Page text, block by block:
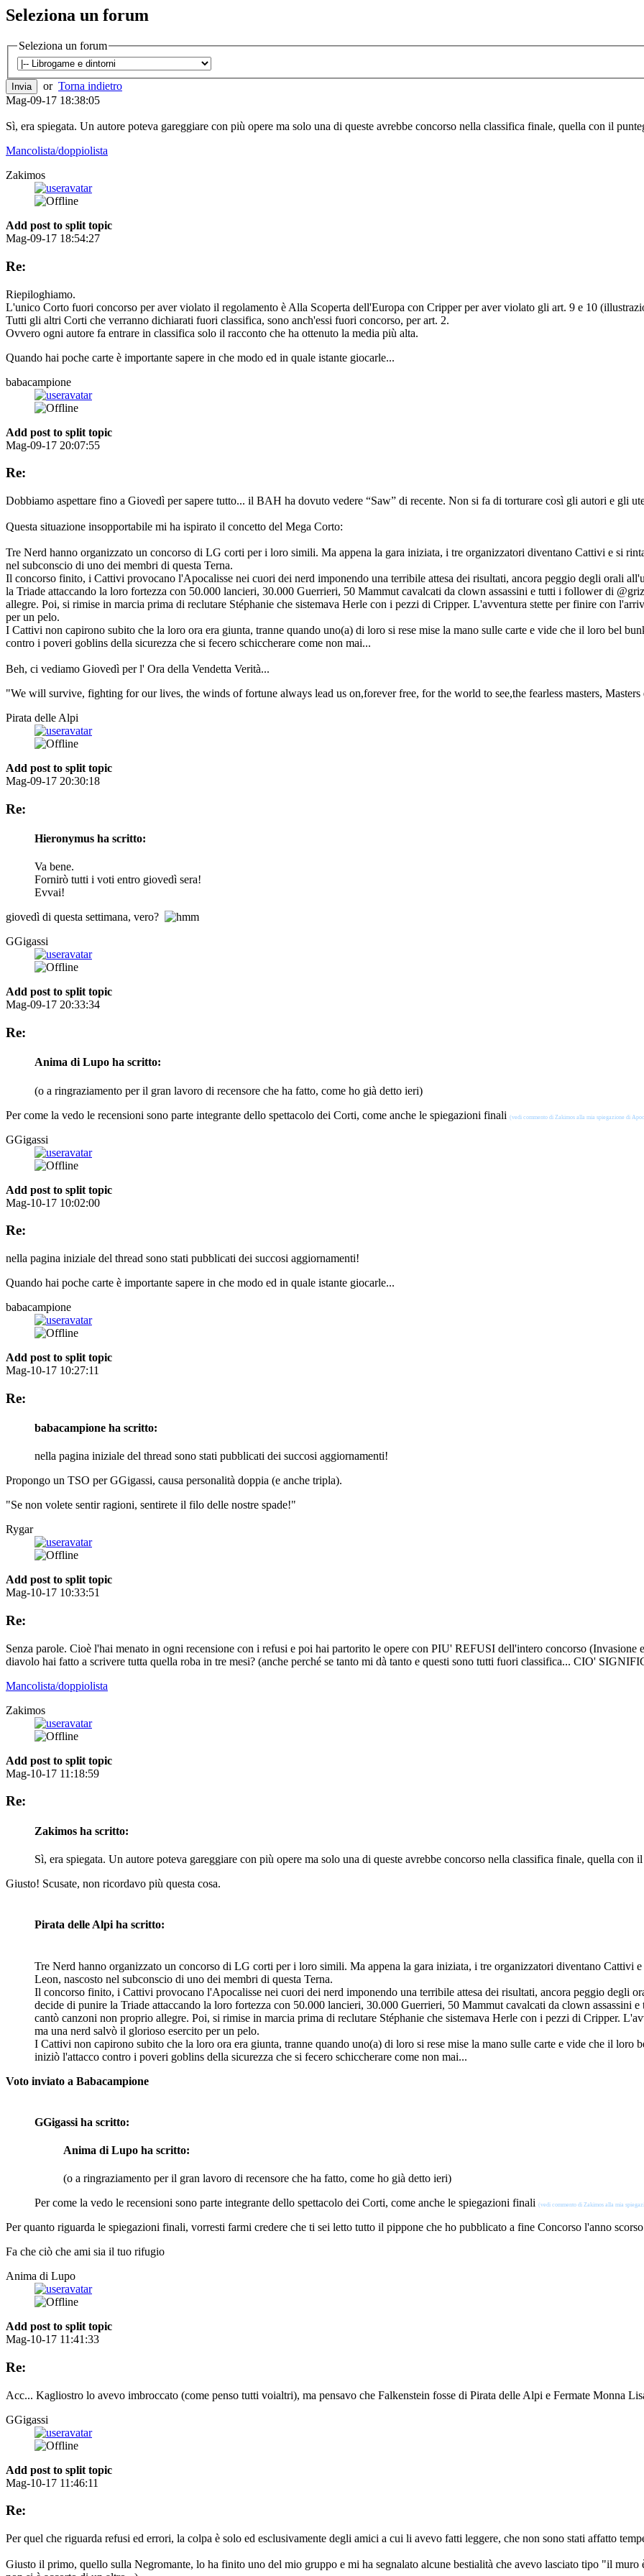
Seleziona un forum
Seleziona un forum
or Torna indietro
Mag-09-17 18:38:05
Sì, era spiegata. Un autore poteva gareggiare con più opere ma solo una di queste avrebbe concorso nella classifica finale, quella con il
Mancolista/doppiolista
Zakimos
Add post to split topic
Mag-09-17 18:54:27
Re:
Riepiloghiamo.
L'unico Corto fuori concorso per aver violato il regolamento è Alla Scoperta dell'Europa con Cripper per aver violato gli art. 9 e 10
Tutti gli altri Corti che verranno dichiarati fuori classifica, sono anch'essi fuori concorso, per art. 2.
Ovvero ogni autore fa entrare in classifica solo il racconto che ha ottenuto la media più alta.
Quando hai poche carte è importante sapere in che modo ed in quale istante giocarle...
babacampione
Add post to split topic
Mag-09-17 20:07:55
Re:
Dobbiamo aspettare fino a Giovedì per sapere tutto... il BAH ha dovuto vedere “Saw” di recente. Non si fa di torturare così gli autori e gli
Questa situazione insopportabile mi ha ispirato il concetto del Mega Corto:
Tre Nerd hanno organizzato un concorso di LG corti per i loro simili. Ma appena la gara iniziata, i tre organizzatori diventano Cattivi e si
nel subconscio di uno dei membri di questa Terna.
Il concorso finito, i Cattivi provocano l'Apocalisse nei cuori dei nerd imponendo una terribile attesa dei risultati, ancora peggio degli orali
la Triade attaccando la loro fortezza con 50.000 lancieri, 30.000 Guerrieri, 50 Mammut cavalcati da clown assassini e tutti i follower di
allegre. Poi, si rimise in marcia prima di reclutare Stéphanie che sistemava Herle con i pezzi di Cripper. L'avventura stette per finire con
per un pelo.
I Cattivi non capirono subito che la loro ora era giunta, tranne quando uno(a) di loro si rese mise la mano sulle carte e vide che il loro bel
contro i poveri goblins della sicurezza che si fecero schiccherare come non mai...
Beh, ci vediamo Giovedì per l' Ora della Vendetta Verità...
"We will survive, fighting for our lives, the winds of fortune always lead us on,forever free, for the world to see,the fearless masters, Masters
Pirata delle Alpi
Add post to split topic
Mag-09-17 20:30:18
Re:
Hieronymus ha scritto:
Va bene.
Fornirò tutti i voti entro giovedì sera!
Evvai!
giovedì di questa settimana, vero?
GGigassi
Add post to split topic
Mag-09-17 20:33:34
Re:
Anima di Lupo ha scritto:
(o a ringraziamento per il gran lavoro di recensore che ha fatto, come ho già detto ieri)
Per come la vedo le recensioni sono parte integrante dello spettacolo dei Corti, come anche le spiegazioni finali (vedi commento di Zakimos alla mia spiegazione di
GGigassi
Add post to split topic
Mag-10-17 10:02:00
Re:
nella pagina iniziale del thread sono stati pubblicati dei succosi aggiornamenti!
Quando hai poche carte è importante sapere in che modo ed in quale istante giocarle...
babacampione
Add post to split topic
Mag-10-17 10:27:11
Re:
babacampione ha scritto:
nella pagina iniziale del thread sono stati pubblicati dei succosi aggiornamenti!
Propongo un TSO per GGigassi, causa personalità doppia (e anche tripla).
"Se non volete sentir ragioni, sentirete il filo delle nostre spade!"
Rygar
Add post to split topic
Mag-10-17 10:33:51
Re:
Senza parole. Cioè l'hai menato in ogni recensione con i refusi e poi hai partorito le opere con PIU' REFUSI dell'intero concorso
diavolo hai fatto a scrivere tutta quella roba in tre mesi? (anche perché se tanto mi dà tanto e questi sono tutti fuori classifica... CIO'
Mancolista/doppiolista
Zakimos
Add post to split topic
Mag-10-17 11:18:59
Re:
Zakimos ha scritto:
Sì, era spiegata. Un autore poteva gareggiare con più opere ma solo una di queste avrebbe concorso nella classifica finale, quella con
Giusto! Scusate, non ricordavo più questa cosa.
Pirata delle Alpi ha scritto:
Tre Nerd hanno organizzato un concorso di LG corti per i loro simili. Ma appena la gara iniziata, i tre organizzatori diventano Cattivi
Leon, nascosto nel subconscio di uno dei membri di questa Terna.
Il concorso finito, i Cattivi provocano l'Apocalisse nei cuori dei nerd imponendo una terribile attesa dei risultati, ancora peggio degli
decide di punire la Triade attaccando la loro fortezza con 50.000 lancieri, 30.000 Guerrieri, 50 Mammut cavalcati da clown assassini
cantò canzoni non proprio allegre. Poi, si rimise in marcia prima di reclutare Stéphanie che sistemava Herle con i pezzi di Cripper.
ma una nerd salvò il glorioso esercito per un pelo.
I Cattivi non capirono subito che la loro ora era giunta, tranne quando uno(a) di loro si rese mise la mano sulle carte e vide che il loro
iniziò l'attacco contro i poveri goblins della sicurezza che si fecero schiccherare come non mai...
Voto inviato a Babacampione
GGigassi ha scritto:
Anima di Lupo ha scritto:
(o a ringraziamento per il gran lavoro di recensore che ha fatto, come ho già detto ieri)
Per come la vedo le recensioni sono parte integrante dello spettacolo dei Corti, come anche le spiegazioni finali (vedi commento di Zakimos alla mia
Per quanto riguarda le spiegazioni finali, vorresti farmi credere che ti sei letto tutto il pippone che ho pubblicato a fine Concorso l'anno scorso
Fa che ciò che ami sia il tuo rifugio
Anima di Lupo
Add post to split topic
Mag-10-17 11:41:33
Re:
Acc... Kagliostro lo avevo imbroccato (come penso tutti voialtri), ma pensavo che Falkenstein fosse di Pirata delle Alpi e Fermate Monna
GGigassi
Add post to split topic
Mag-10-17 11:46:11
Re:
Per quel che riguarda refusi ed errori, la colpa è solo ed esclusivamente degli amici a cui li avevo fatti leggere, che non sono stati affatto
Giusto il primo, quello sulla Negromante, lo ha finito uno del mio gruppo e mi ha segnalato alcune bestialità che avevo lasciato tipo "il